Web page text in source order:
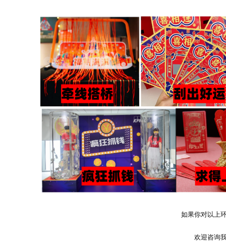
如果你对以上
欢迎咨询